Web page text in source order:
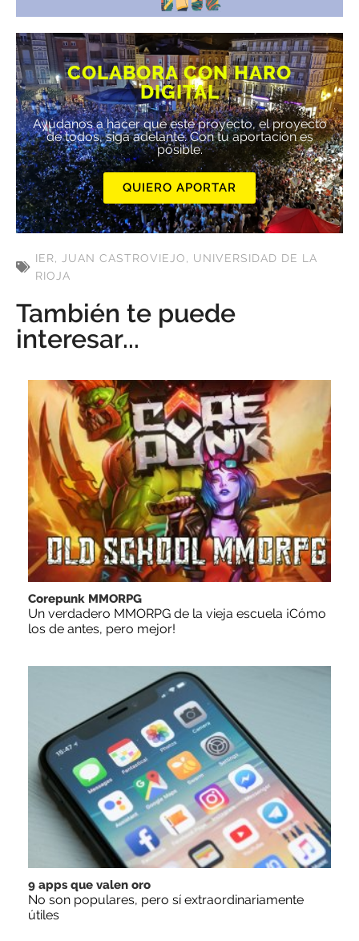
COLABORA CON HARO
DIGITAL
Ayúdanos a hacer que este proyecto, el proyecto
de todos, siga adelante. Con tu aportación es
posible.
QUIERO APORTAR
IER, JUAN CASTROVIEJO, UNIVERSIDAD DE LA
RIOJA
También te puede
interesar...
Corepunk MMORPG
Un verdadero MMORPG de la vieja escuela ¡Cómo
los de antes, pero mejor!
9 apps que valen oro
No son populares, pero sí extraordinariamente
útiles